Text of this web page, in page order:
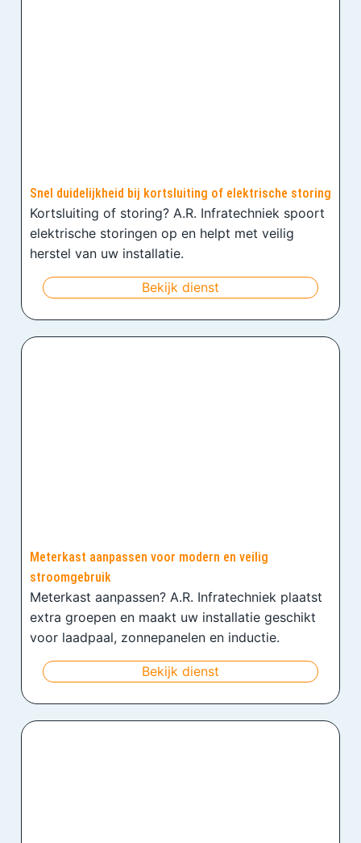
Snel duidelijkheid bij kortsluiting of elektrische storing
Kortsluiting of storing? A.R. Infratechniek spoort
elektrische storingen op en helpt met veilig
herstel van uw installatie.
Bekijk dienst
Meterkast aanpassen voor modern en veilig
stroomgebruik
Meterkast aanpassen? A.R. Infratechniek plaatst
extra groepen en maakt uw installatie geschikt
voor laadpaal, zonnepanelen en inductie.
Bekijk dienst